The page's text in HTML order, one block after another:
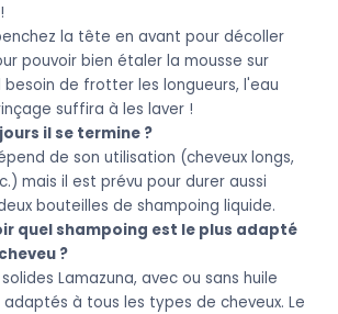
la tête en avant pour décoller
pouvoir bien étaler la mousse sur
besoin de frotter les longueurs, l'eau
suffira à les laver !
il se termine ?
de son utilisation (cheveux longs,
mais il est prévu pour durer aussi
bouteilles de shampoing liquide.
quel shampoing est le plus adapté
?
Lamazuna, avec ou sans huile
à tous les types de cheveux. Le